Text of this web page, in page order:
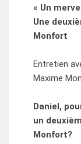
« Un
Une
Monfort
Entretien
Maxime
Daniel,
un
Monfort?